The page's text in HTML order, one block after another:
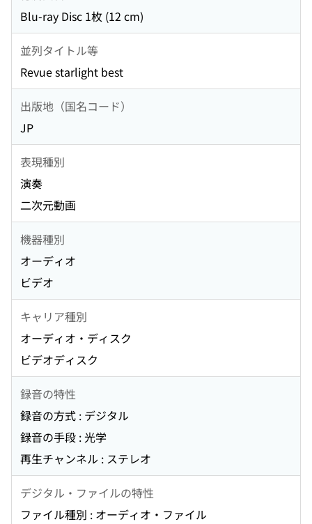
Blu-ray Disc 1枚 (12 cm)
並列タイトル等
Revue starlight best
出版地（国名コード）
JP
表現種別
演奏
二次元動画
機器種別
オーディオ
ビデオ
キャリア種別
オーディオ・ディスク
ビデオディスク
録音の特性
録音の方式 : デジタル
録音の手段 : 光学
再生チャンネル : ステレオ
デジタル・ファイルの特性
ファイル種別 : オーディオ・ファイル